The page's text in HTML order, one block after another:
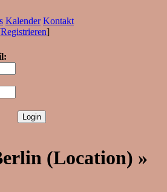
Kalender Kontakt
Registrieren]
(Location) »